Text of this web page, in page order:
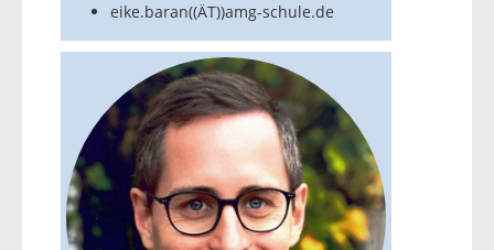
eike.baran((ÄT))amg-schule.de